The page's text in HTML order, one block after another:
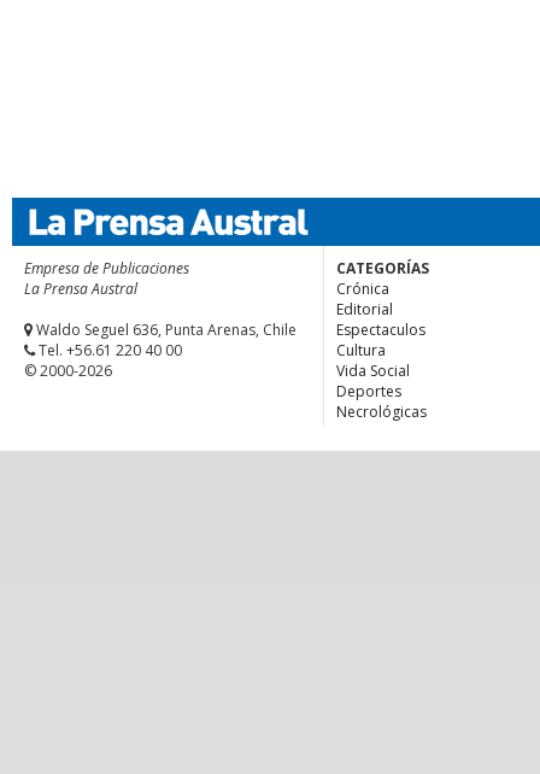
Empresa de Publicaciones
La Prensa Austral
Waldo Seguel 636, Punta Arenas, Chile
Tel. +56.61 220 40 00
© 2000-2026
CATEGORÍAS
Crónica
Editorial
Espectaculos
Cultura
Vida Social
Deportes
Necrológicas